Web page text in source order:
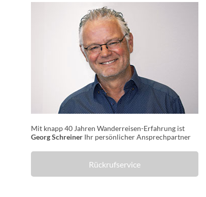
Mit knapp 40 Jahren Wanderreisen-Erfahrung ist
Georg Schreiner Ihr persönlicher Ansprechpartner
Rückrufservice